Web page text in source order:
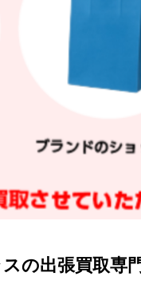
の出張買取専